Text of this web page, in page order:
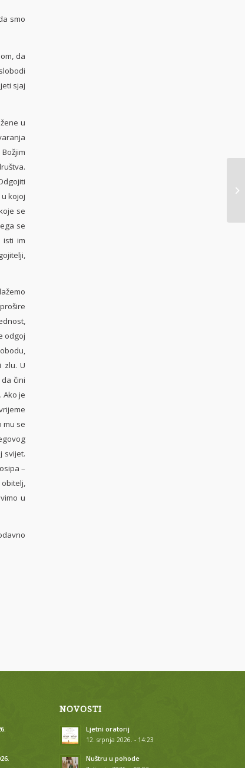
smo
da
sjaj
u
kojoj
se
se
isti im
odgoj
zlu. U
čini
Ako je
mu se
svijet.
–
u
NOVOSTI
Ljetni oratorij
12. srpnja 2026. - 14:23
Nuštru u pohode